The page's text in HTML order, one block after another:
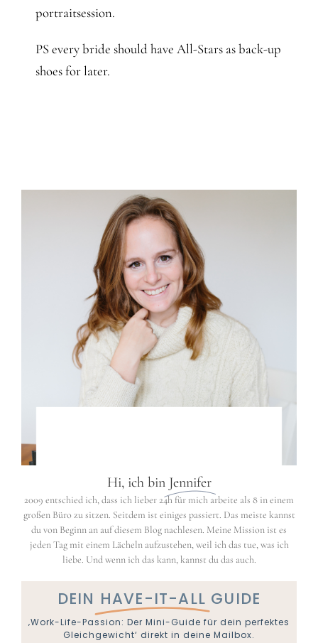
portraitsession.
PS every bride should have All-Stars as back-up
shoes for later.
Hi, ich bin Jennifer
2009 entschied ich, dass ich lieber 24h für mich arbeite als 8 in einem
großen Büro zu sitzen. Seitdem ist einiges passiert. Das meiste kannst
du von Beginn an auf diesem Blog nachlesen. Meine Mission ist es
jeden Tag mit einem Lächeln aufzustehen, weil ich das tue, was ich
liebe. Und wenn ich das kann, kannst du das auch.
DEIN HAVE-IT-ALL GUIDE
‚Work-Life-Passion: Der Mini-Guide für dein perfektes
Gleichgewicht‘ direkt in deine Mailbox.